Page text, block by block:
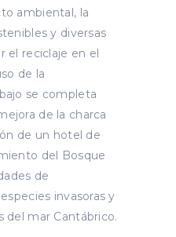
ambiental, la
y diversas
el reciclaje en el
de la
se completa
de la charca
de un hotel de
del Bosque
de
invasoras y
del mar Cantábrico.